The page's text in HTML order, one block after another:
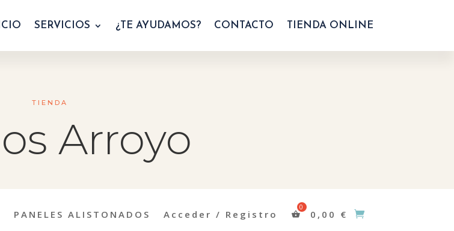
SERVICIOS ¿TE AYUDAMOS? CONTACTO TIENDA ONLINE
TIENDA
Arroyo
PANELES ALISTONADOS Acceder / Registro 0,00 €